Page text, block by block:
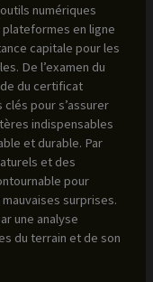
numériques
en ligne
capitale pour les
De l’examen du
du certificat
pour s’assurer
indispensables
et durable. Par
et des
pour
surprises.
une analyse
du terrain et de son